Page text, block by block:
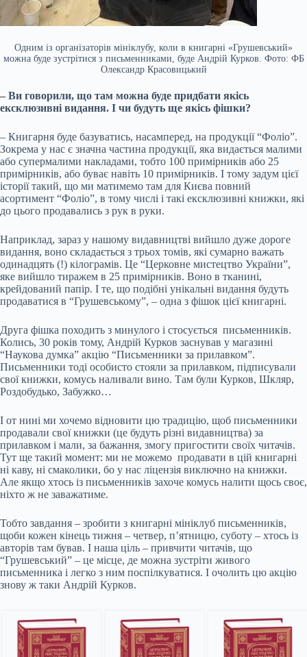
Одним із організаторів мініклубу, коли в книгарні «Грушевський»
можна буде зустрітися з письменниками, буде Андрій Курков. Фото: ФБ
Олександр Красовицький
– Ви говорили, що там можна буде придбати якісь
ексклюзивні видання. І чи будуть ще якісь фішки?
– Книгарня буде базуватись, насамперед, на продукції “Фоліо”.
Зокрема у нас є значна частина продукції, яка видається малими
або супермалими накладами, тобто 100 примірників або 25
примірників, або буває навіть 10 примірників. І тому задум цієї
історії такий, що ми матимемо там для Києва повний
асортимент “Фоліо”, в тому числі і такі ексклюзивні книжки, які
до цього продавались з рук в руки.
Наприклад, зараз у нашому видавництві вийшло дуже дороге
видання, воно складається з трьох томів, які сумарно важать
одинадцять (!) кілограмів. Це “Церковне мистецтво України”,
яке вийшло тиражем в 25 примірників. Воно в тканині,
крейдований папір. І те, що подібні унікальні видання будуть
продаватися в “Грушевському”, – одна з фішок цієї книгарні.
Друга фішка походить з минулого і стосується письменників.
Колись, 30 років тому, Андрій Курков заснував у магазині
“Наукова думка” акцію “Письменники за прилавком”.
Письменники тоді особисто стояли за прилавком, підписували
свої книжки, комусь наливали вино. Там були Курков, Шкляр,
Роздобудько, Забужко…
І от нині ми хочемо відновити цю традицію, щоб письменники
продавали свої книжки (це будуть різні видавництва) за
прилавком і мали, за бажання, змогу пригостити своїх читачів.
Тут ще такий момент: ми не можемо продавати в цій книгарні
ні каву, ні смаколики, бо у нас ліцензія виключно на книжки.
Але якщо хтось із письменників захоче комусь налити щось своє,
ніхто ж не заважатиме.
Тобто завдання – зробити з книгарні мініклуб письменників,
щоби кожен кінець тижня – четвер, п’ятницю, суботу – хтось із
авторів там бував. І наша ціль – привчити читачів, що
“Грушевський” – це місце, де можна зустріти живого
письменника і легко з ним поспілкуватися. І очолить цю акцію
знову ж таки Андрій Курков.